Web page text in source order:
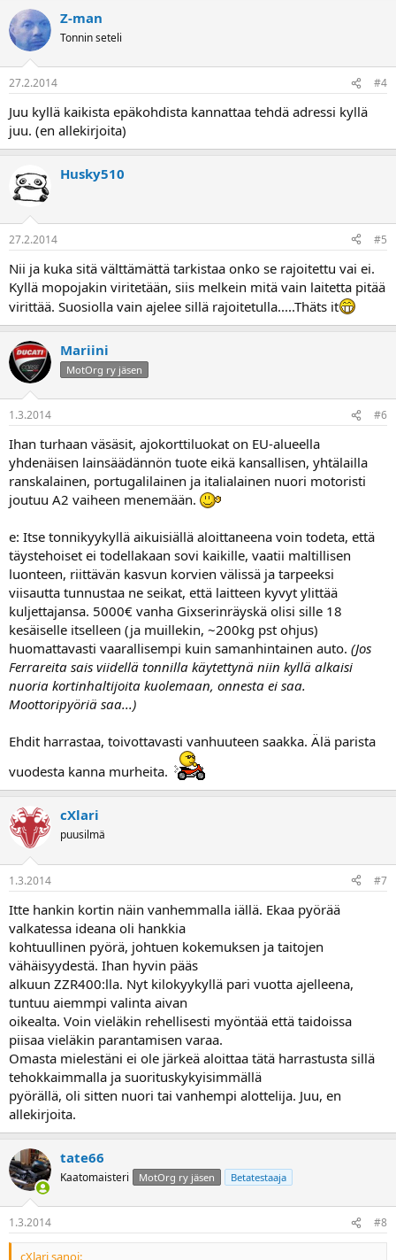
Z-man
Tonnin seteli
27.2.2014 #4
Juu kyllä kaikista epäkohdista kannattaa tehdä adressi kyllä
juu. (en allekirjoita)
Husky510
27.2.2014 #5
Nii ja kuka sitä välttämättä tarkistaa onko se rajoitettu vai ei.
Kyllä mopojakin viritetään, siis melkein mitä vain laitetta pitää
virittää. Suosiolla vain ajelee sillä rajoitetulla.....Thäts it
Mariini
MotOrg ry jäsen
1.3.2014 #6
Ihan turhaan väsäsit, ajokorttiluokat on EU-alueella
yhdenäisen lainsäädännön tuote eikä kansallisen, yhtälailla
ranskalainen, portugalilainen ja italialainen nuori motoristi
joutuu A2 vaiheen menemään.
e: Itse tonnikyykyllä aikuisiällä aloittaneena voin todeta, että
täystehoiset ei todellakaan sovi kaikille, vaatii maltillisen
luonteen, riittävän kasvun korvien välissä ja tarpeeksi
viisautta tunnustaa ne seikat, että laitteen kyvyt ylittää
kuljettajansa. 5000€ vanha Gixserinräyskä olisi sille 18
kesäiselle itselleen (ja muillekin, ~200kg pst ohjus)
huomattavasti vaarallisempi kuin samanhintainen auto. (Jos
Ferrareita sais viidellä tonnilla käytettynä niin kyllä alkaisi
nuoria kortinhaltijoita kuolemaan, onnesta ei saa.
Moottoripyöriä saa...)
Ehdit harrastaa, toivottavasti vanhuuteen saakka. Älä parista
vuodesta kanna murheita.
cXlari
puusilmä
1.3.2014 #7
Itte hankin kortin näin vanhemmalla iällä. Ekaa pyörää
valkatessa ideana oli hankkia
kohtuullinen pyörä, johtuen kokemuksen ja taitojen
vähäisyydestä. Ihan hyvin pääs
alkuun ZZR400:lla. Nyt kilokyykyllä pari vuotta ajelleena,
tuntuu aiemmpi valinta aivan
oikealta. Voin vieläkin rehellisesti myöntää että taidoissa
piisaa vieläkin parantamisen varaa.
Omasta mielestäni ei ole järkeä aloittaa tätä harrastusta sillä
tehokkaimmalla ja suorituskykyisimmällä
pyörällä, oli sitten nuori tai vanhempi alottelija. Juu, en
allekirjoita.
tate66
Kaatomaisteri MotOrg ry jäsen Betatestaaja
1.3.2014 #8
cXlari sanoi: